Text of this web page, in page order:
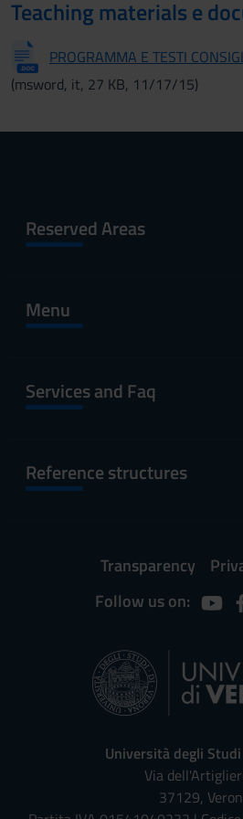
Teaching materials e
PROGRAMMA E TESTI
(msword, it, 27 KB, 11/17/15)
Reserved Areas
Menu
Services and Faq
Reference structures
Transparency
Follow us on:
Università degli
Via
37129,